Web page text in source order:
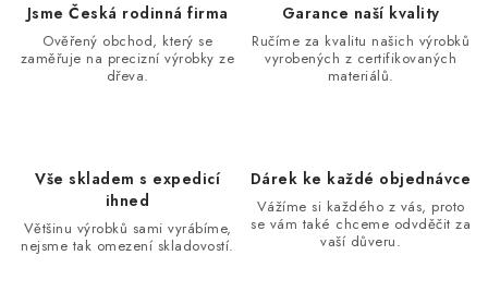
p
ý
á
Jsme Česká rodinná firma
Ověřený obchod, který se
zaměřuje na precizní výrobky ze
dřeva.
Garance naší kvality
Ručíme za kvalitu našich výrobků
vyrobených z certifikovaných
materiálů.
Vše skladem s expedicí
ihned
Většinu výrobků sami vyrábíme,
nejsme tak omezení skladovostí.
Dárek ke každé objednávce
Vážíme si každého z vás, proto
se vám také chceme odvděčit za
vaší důveru.